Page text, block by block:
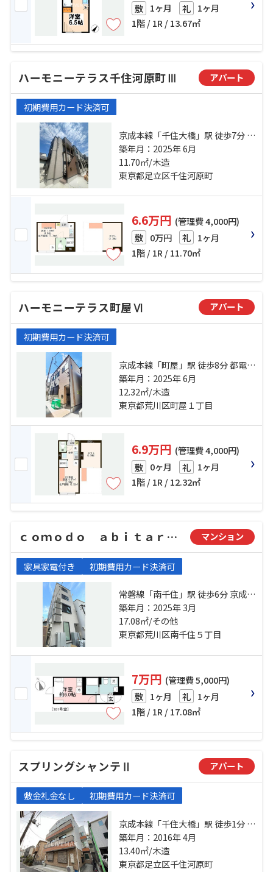
敷 1ヶ月 礼 1ヶ月
1階 / 1R / 13.67㎡
ハーモニーテラス千住河原町Ⅲ アパート
初期費用カード決済可
京成本線「千住大橋」駅 徒歩7分 常
磐線「北千住」駅 徒歩14分 東武伊
勢崎線「牛田」駅 徒歩14分
築年月：2025年 6月
11.70㎡/木造
東京都足立区千住河原町
6.6万円 (管理費 4,000円)
敷 0万円 礼 1ヶ月
1階 / 1R / 11.70㎡
ハーモニーテラス町屋Ⅵ アパート
初期費用カード決済可
京成本線「町屋」駅 徒歩8分 都電荒
川線「町屋駅前」駅 徒歩8分 都電荒
川線「荒川七丁目」駅 徒歩7分
築年月：2025年 6月
12.32㎡/木造
東京都荒川区町屋１丁目
6.9万円 (管理費 4,000円)
敷 0ヶ月 礼 1ヶ月
1階 / 1R / 12.32㎡
ｃｏｍｏｄｏ ａｂｉｔａｒｅ（コモドアビターレ） マンション
家具家電付き 初期費用カード決済可
常磐線「南千住」駅 徒歩6分 京成本
線「千住大橋」駅 徒歩10分 日比谷
線「南千住」駅 徒歩7分
築年月：2025年 3月
17.08㎡/その他
東京都荒川区南千住５丁目
7万円 (管理費 5,000円)
敷 1ヶ月 礼 1ヶ月
1階 / 1R / 17.08㎡
スプリングシャンテⅡ アパート
敷金礼金なし 初期費用カード決済可
京成本線「千住大橋」駅 徒歩1分 常
磐線「北千住」駅 徒歩17分 都電荒
川線「荒川七丁目」駅 徒歩19分
築年月：2016年 4月
13.40㎡/木造
東京都足立区千住河原町